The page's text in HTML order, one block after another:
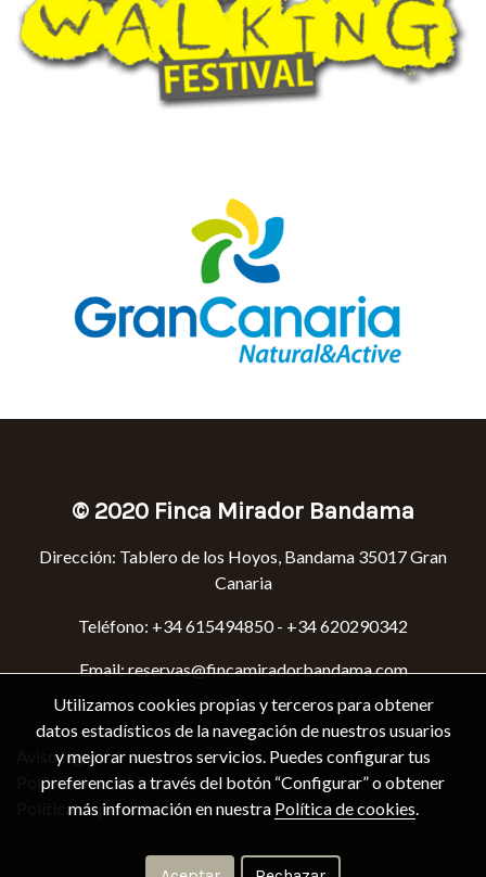
© 2020 Finca Mirador Bandama
Dirección: Tablero de los Hoyos, Bandama 35017 Gran
Canaria
Teléfono: +34615494850- +34 620290342
Email:reservas@fincamiradorbandama.com
Aviso legal
Política de cookies
Política de privacidad
Utilizamos cookies propias y terceros para obtener
datos estadísticos de la navegación de nuestros usuarios
y mejorar nuestros servicios. Puedes configurar tus
preferencias a través del botón “Configurar” o obtener
más información en nuestra Política de cookies.